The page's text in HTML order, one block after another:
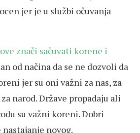
jer je u službi očuvanja
znači sačuvati korene i
od načina da se ne dozvoli da
jer su oni važni za nas, za
narod. Države propadaju ali
su važni koreni. Dobri
novog.